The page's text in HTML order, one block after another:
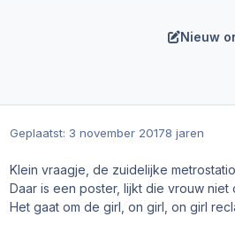
Nieuw
Geplaatst: 3 november 20178 jaren
Klein vraagje, de zuidelijke
Daar is een poster, lijkt die vrouw niet
Het gaat om de girl, on girl, on girl